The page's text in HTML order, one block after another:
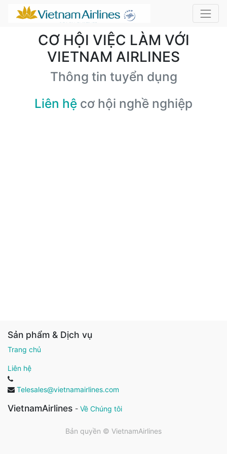
CƠ HỘI VIỆC LÀM VỚI
VIETNAM AIRLINES
Thông tin tuyển dụng
Liên hệ cơ hội nghề nghiệp
Sản phẩm & Dịch vụ
Trang chủ
Liên hệ
Telesales@vietnamairlines.com
VietnamAirlines - Về Chúng tôi
Bản quyền © VietnamAirlines